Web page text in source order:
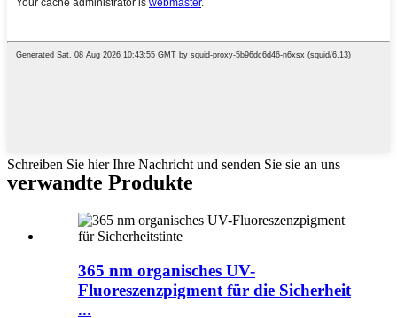
Schreiben Sie hier Ihre Nachricht und senden Sie sie an uns
verwandte Produkte
365 nm organisches UV-
Fluoreszenzpigment für die Sicherheit
...